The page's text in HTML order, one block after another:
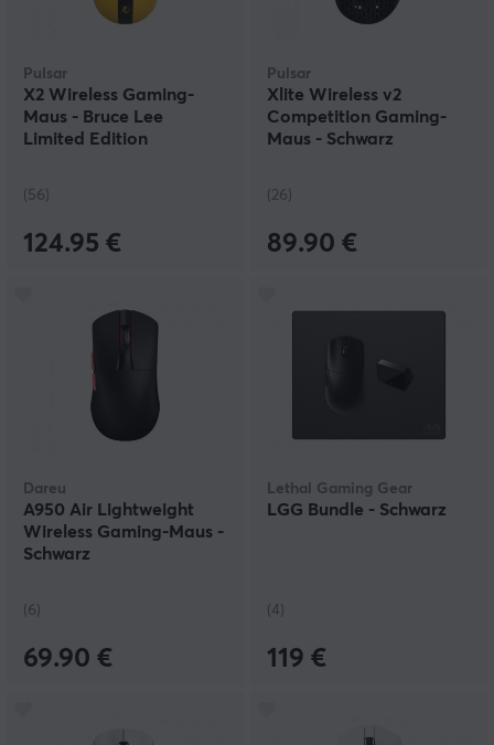
Pulsar
X2 Wireless Gaming-
Maus - Bruce Lee
Limited Edition
(56)
124.95 €
Pulsar
Xlite Wireless v2
Competition Gaming-
Maus - Schwarz
(26)
89.90 €
Dareu
A950 Air Lightweight
Wireless Gaming-Maus -
Schwarz
(6)
69.90 €
Lethal Gaming Gear
LGG Bundle - Schwarz
(4)
119 €